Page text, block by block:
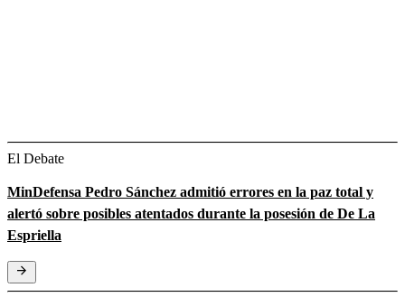
El Debate
MinDefensa Pedro Sánchez admitió errores en la paz total y
alertó sobre posibles atentados durante la posesión de De La
Espriella